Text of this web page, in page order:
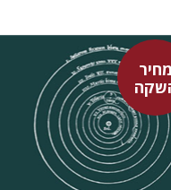
מחיר
צבי מזא"ה
אלישבע הרשלר